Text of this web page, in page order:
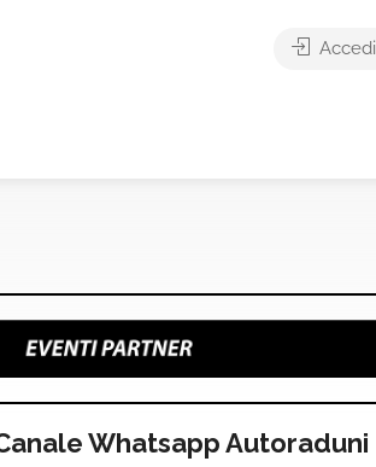
Accedi
Whatsapp Autoraduni